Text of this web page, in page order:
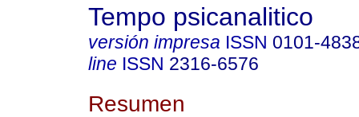
Tempo psicanalitico
versión impresa ISSN 0101-
line ISSN 2316-6576
Resumen